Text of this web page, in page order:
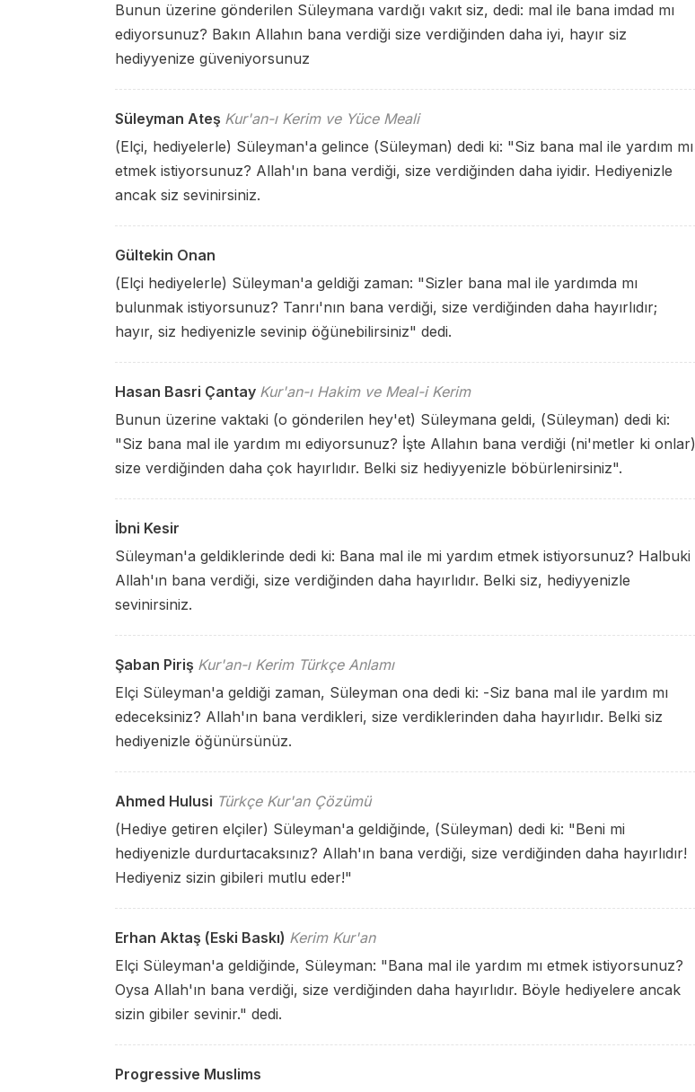
Bunun üzerine gönderilen Süleymana vardığı vakıt siz, dedi: mal ile bana imdad mı
ediyorsunuz? Bakın Allahın bana verdiği size verdiğinden daha iyi, hayır siz
hediyyenize güveniyorsunuz
Süleyman Ateş Kur'an-ı Kerim ve Yüce Meali
(Elçi, hediyelerle) Süleyman'a gelince (Süleyman) dedi ki: "Siz bana mal ile yardım mı
etmek istiyorsunuz? Allah'ın bana verdiği, size verdiğinden daha iyidir. Hediyenizle
ancak siz sevinirsiniz.
Gültekin Onan
(Elçi hediyelerle) Süleyman'a geldiği zaman: "Sizler bana mal ile yardımda mı
bulunmak istiyorsunuz? Tanrı'nın bana verdiği, size verdiğinden daha hayırlıdır;
hayır, siz hediyenizle sevinip öğünebilirsiniz" dedi.
Hasan Basri Çantay Kur'an-ı Hakim ve Meal-i Kerim
Bunun üzerine vaktaki (o gönderilen hey'et) Süleymana geldi, (Süleyman) dedi ki:
"Siz bana mal ile yardım mı ediyorsunuz? İşte Allahın bana verdiği (ni'metler ki onlar)
size verdiğinden daha çok hayırlıdır. Belki siz hediyyenizle böbürlenirsiniz".
İbni Kesir
Süleyman'a geldiklerinde dedi ki: Bana mal ile mi yardım etmek istiyorsunuz? Halbuki
Allah'ın bana verdiği, size verdiğinden daha hayırlıdır. Belki siz, hediyyenizle
sevinirsiniz.
Şaban Piriş Kur'an-ı Kerim Türkçe Anlamı
Elçi Süleyman'a geldiği zaman, Süleyman ona dedi ki: -Siz bana mal ile yardım mı
edeceksiniz? Allah'ın bana verdikleri, size verdiklerinden daha hayırlıdır. Belki siz
hediyenizle öğünürsünüz.
Ahmed Hulusi Türkçe Kur'an Çözümü
(Hediye getiren elçiler) Süleyman'a geldiğinde, (Süleyman) dedi ki: "Beni mi
hediyenizle durdurtacaksınız? Allah'ın bana verdiği, size verdiğinden daha hayırlıdır!
Hediyeniz sizin gibileri mutlu eder!"
Erhan Aktaş (Eski Baskı) Kerim Kur'an
Elçi Süleyman'a geldiğinde, Süleyman: "Bana mal ile yardım mı etmek istiyorsunuz?
Oysa Allah'ın bana verdiği, size verdiğinden daha hayırlıdır. Böyle hediyelere ancak
sizin gibiler sevinir." dedi.
Progressive Muslims